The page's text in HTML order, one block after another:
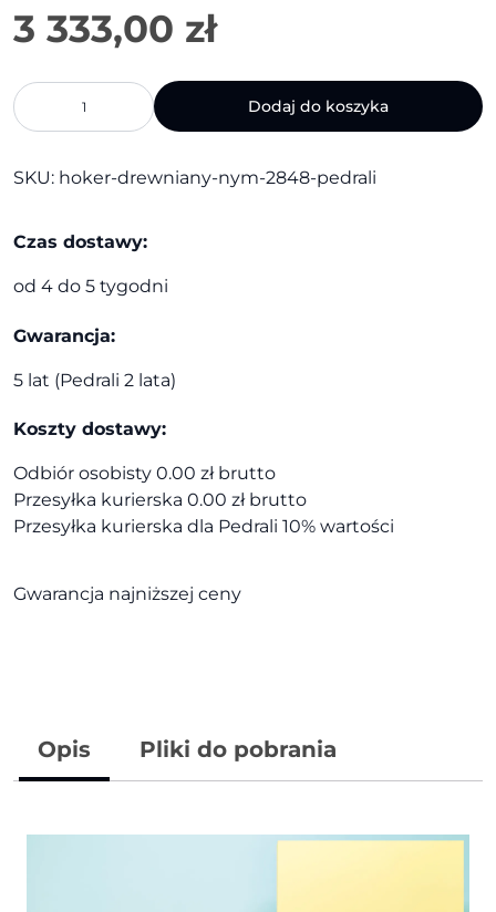
ilość
Hoker
drewniany
2848
Pedrali
Dodaj do koszyka
SKU: hoker-drewniany-nym-2848-pedrali
Czas dostawy:
od 4 do 5 tygodni
Gwarancja:
5 lat (Pedrali 2 lata)
Koszty dostawy:
Odbiór osobisty 0.00 zł brutto
Przesyłka kurierska 0.00 zł brutto
Przesyłka kurierska dla Pedrali 10% wartości
Gwarancja najniższej ceny
Opis Pliki do pobrania